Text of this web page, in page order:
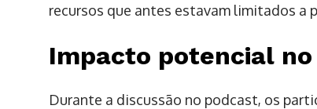
recursos que antes estavam limitados a
Impacto potencial no
Durante a discussão no podcast, os